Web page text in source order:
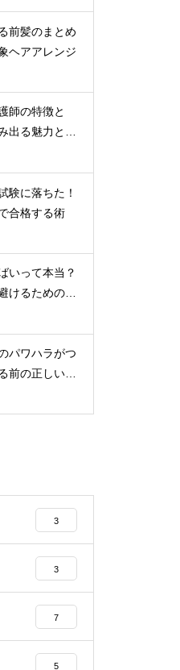
前髪のまとめ
ヘアアレンジ
師の特徴と
出る魅力と秘
験に落ちた！
合格する術
いって本当？
けるための働
パワハラがつ
前の正しい対
3
3
7
5